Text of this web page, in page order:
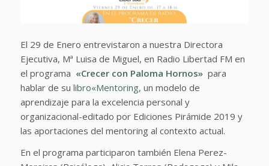
El 29 de Enero entrevistaron a nuestra Directora
Ejecutiva, Mª Luisa de Miguel, en Radio Libertad FM en
el programa «Crecer con Paloma Hornos» para
hablar de su libro«Mentoring, un modelo de
aprendizaje para la excelencia personal y
organizacional-editado por Ediciones Pirámide 2019 y
las aportaciones del mentoring al contexto actual.
En el programa participaron también Elena Perez-